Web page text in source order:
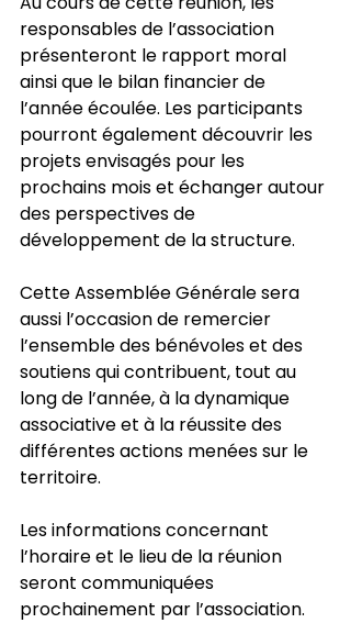
responsables de l’association
présenteront le rapport moral
ainsi que le bilan financier de
l’année écoulée. Les participants
pourront également découvrir les
projets envisagés pour les
prochains mois et échanger autour
des perspectives de
développement de la structure.
Cette Assemblée Générale sera
aussi l’occasion de remercier
l’ensemble des bénévoles et des
soutiens qui contribuent, tout au
long de l’année, à la dynamique
associative et à la réussite des
différentes actions menées sur le
territoire.
Les informations concernant
l’horaire et le lieu de la réunion
seront communiquées
prochainement par l’association.